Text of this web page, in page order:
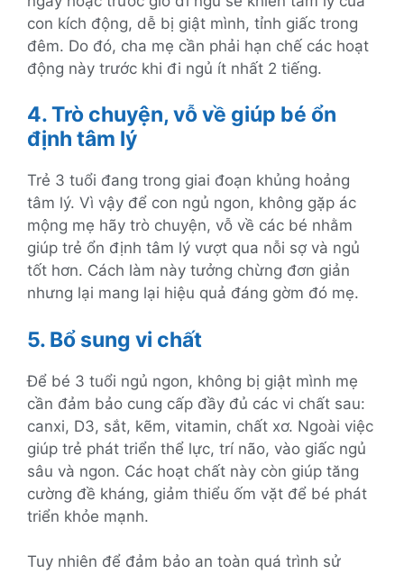
con kích động, dễ bị giật mình, tỉnh giấc trong
đêm. Do đó, cha mẹ cần phải hạn chế các hoạt
động này trước khi đi ngủ ít nhất 2 tiếng.
4. Trò chuyện, vỗ về giúp bé ổn
định tâm lý
Trẻ 3 tuổi đang trong giai đoạn khủng hoảng
tâm lý. Vì vậy để con ngủ ngon, không gặp ác
mộng mẹ hãy trò chuyện, vỗ về các bé nhằm
giúp trẻ ổn định tâm lý vượt qua nỗi sợ và ngủ
tốt hơn. Cách làm này tưởng chừng đơn giản
nhưng lại mang lại hiệu quả đáng gờm đó mẹ.
5. Bổ sung vi chất
Để bé 3 tuổi ngủ ngon, không bị giật mình mẹ
cần đảm bảo cung cấp đầy đủ các vi chất sau:
canxi, D3, sắt, kẽm, vitamin, chất xơ. Ngoài việc
giúp trẻ phát triển thể lực, trí não, vào giấc ngủ
sâu và ngon. Các hoạt chất này còn giúp tăng
cường đề kháng, giảm thiểu ốm vặt để bé phát
triển khỏe mạnh.
Tuy nhiên để đảm bảo an toàn quá trình sử